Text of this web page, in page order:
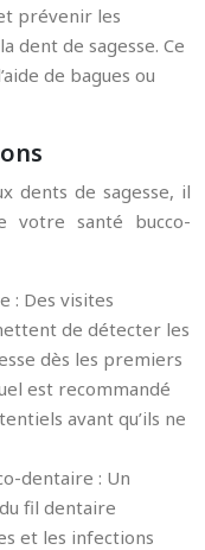
prévenir les
dent de sagesse. Ce
de bagues ou
dents de sagesse, il
votre santé bucco-
: Des visites
de détecter les
dès les premiers
est recommandé
avant qu’ils ne
dentaire : Un
fil dentaire
et les infections